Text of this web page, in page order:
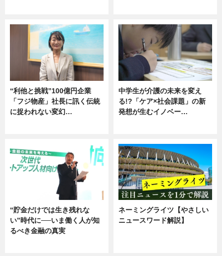
“利他と挑戦”100億円企業
「フジ物産」社長に訊く伝統
に捉われない変幻…
中学生が介護の未来を変え
る!?「ケア×社会課題」の新
発想が生むイノベー…
“貯金だけでは生き残れな
い”時代に──いま働く人が知
るべき金融の真実
ネーミングライツ【やさしい
ニュースワード解説】